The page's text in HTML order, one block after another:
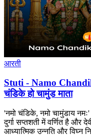
आरती
Stuti - Namo
चंडिके हो चामुंड माता
'नमो चंडिके, नमो चामुंडाय
दुर्गा सप्तशती में वर्णित है और
आध्यात्मिक उन्नति और विघ्न